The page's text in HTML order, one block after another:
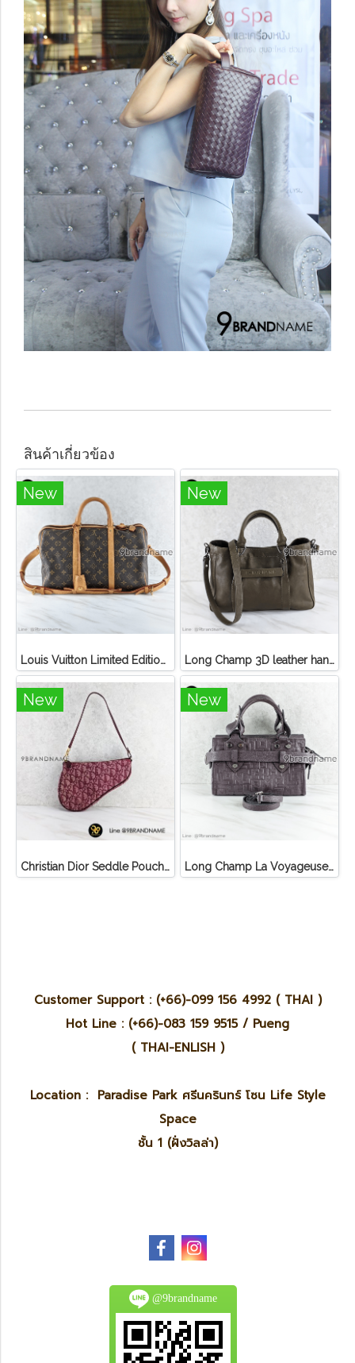
สินค้าเกี่ยวข้อง
New
Louis Vuitton Limited Edition Monogram Canvas Sofia Coppola SC Bag
New
Long Champ 3D leather handbag
New
Christian Dior Seddle Pouch Accessory Hand Bag
New
Long Champ La Voyageuse Bag Leather
Customer Support : (+66)-099 156 4992 ( THAI )
Hot Line : (+66)-083 159 9515 / Pueng
( THAI-ENLISH )
Location : Paradise Park ศรีนครินทร์ โซน Life Style
Space
ชั้น 1 (ฝั่งวิลล่า)
@9brandname